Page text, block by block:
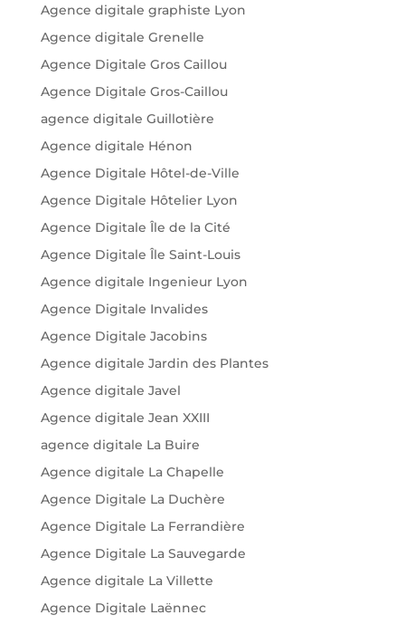
Agence digitale graphiste Lyon
Agence digitale Grenelle
Agence Digitale Gros Caillou
Agence Digitale Gros-Caillou
agence digitale Guillotière
Agence digitale Hénon
Agence Digitale Hôtel-de-Ville
Agence Digitale Hôtelier Lyon
Agence Digitale Île de la Cité
Agence Digitale Île Saint-Louis
Agence digitale Ingenieur Lyon
Agence Digitale Invalides
Agence Digitale Jacobins
Agence digitale Jardin des Plantes
Agence digitale Javel
Agence digitale Jean XXIII
agence digitale La Buire
Agence digitale La Chapelle
Agence Digitale La Duchère
Agence Digitale La Ferrandière
Agence Digitale La Sauvegarde
Agence digitale La Villette
Agence Digitale Laënnec